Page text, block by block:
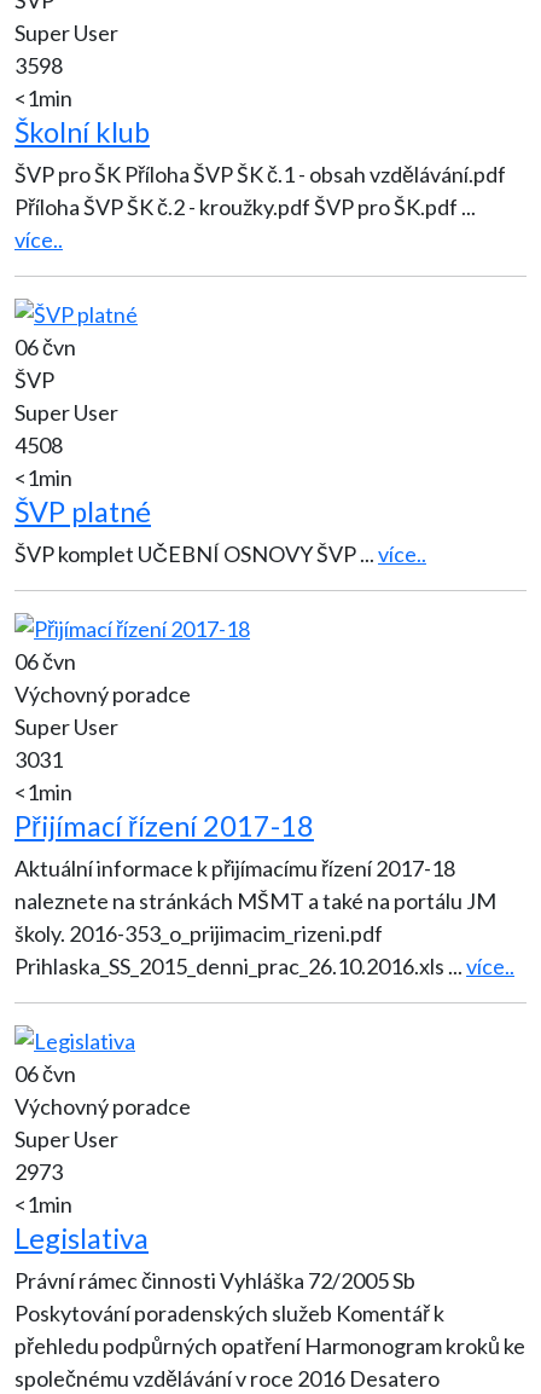
Super User
3598
<1min
Školní klub
ŠVP pro ŠK Příloha ŠVP ŠK č.1 - obsah vzdělávání.pdf
Příloha ŠVP ŠK č.2 - kroužky.pdf ŠVP pro ŠK.pdf ...
více..
06 čvn
ŠVP
Super User
4508
<1min
ŠVP platné
ŠVP komplet UČEBNÍ OSNOVY ŠVP...více..
06 čvn
Výchovný poradce
Super User
3031
<1min
Přijímací řízení 2017-18
Aktuální informace k přijímacímu řízení 2017-18
naleznete na stránkách MŠMT a také na portálu JM
školy. 2016-353_o_prijimacim_rizeni.pdf
Prihlaska_SS_2015_denni_prac_26.10.2016.xls ...více..
06 čvn
Výchovný poradce
Super User
2973
<1min
Legislativa
Právní rámec činnosti Vyhláška 72/2005 Sb
Poskytování poradenských služeb Komentář k
přehledu podpůrných opatření Harmonogram kroků ke
společnému vzdělávání v roce 2016 Desatero